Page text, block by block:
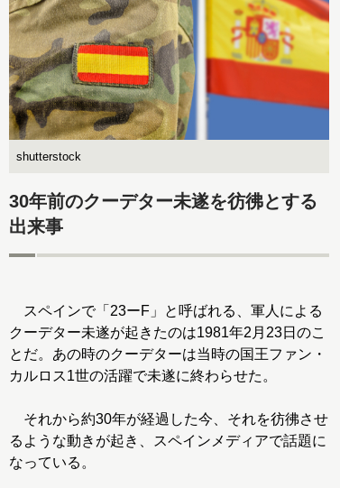
shutterstock
30年前のクーデター未遂を彷彿とする
出来事
スペインで「23ーF」と呼ばれる、軍人による
クーデター未遂が起きたのは1981年2月23日のこ
とだ。あの時のクーデターは当時の国王ファン・
カルロス1世の活躍で未遂に終わらせた。
それから約30年が経過した今、それを彷彿させ
るような動きが起き、スペインメディアで話題に
なっている。